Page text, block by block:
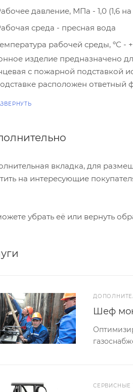
давление, МПа - 1,0 (1,6 на
среда - пресная вода
рабочей среды, ºС -
изделие предназначено
с пожарной подставкой
расположен ответный
Кресты не нуждаются в
вкладка, для
на интересующие
убрать её или вернуть
Шеф
СЕРВИСНЫЕ